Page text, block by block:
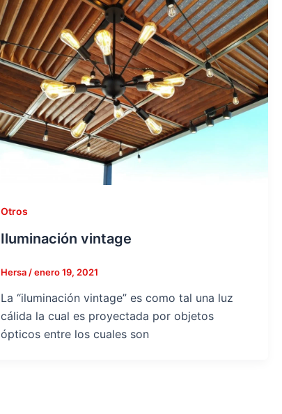
Otros
Iluminación vintage
Hersa /enero 19, 2021
La “iluminación vintage” es como tal una luz
cálida la cual es proyectada por objetos
ópticos entre los cuales son